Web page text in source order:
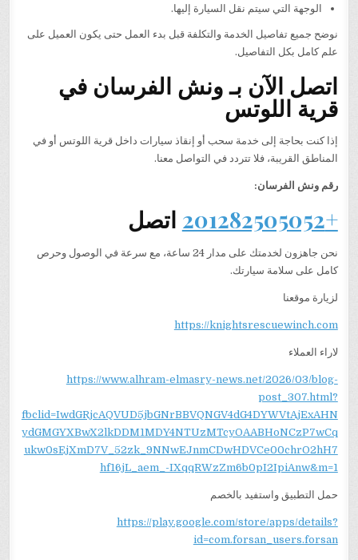
الوجهة التي سيتم نقل السيارة إليها.
نوضح جميع تفاصيل الخدمة والتكلفة قبل بدء العمل حتى يكون العميل على
علم كامل بكل التفاصيل.
اتصل الآن بـ ونش الفرسان في
قرية اللوتس
إذا كنت بحاجة إلى خدمة سحب أو إنقاذ سيارات داخل قرية اللوتس أو في
المناطق القريبة، فلا تتردد في التواصل معنا.
رقم ونش الفرسان:
+201282505052 اتصل
نحن جاهزون لخدمتك على مدار 24 ساعة، مع سرعة في الوصول وحرص
كامل على سلامة سيارتك.
لزيارة موقعنا
https://knightsrescuewinch.com
لاراء العملاء
https://www.alhram-elmasry-news.net/2026/03/blog-
post_307.html?
fbclid=IwdGRjcAQVUD5jbGNrBBVQNGV4dG4DYWVtAjExAHN
ydGMGYXBwX2lkDDM1MDY4NTUzMTcyOAABHoNCzP7wCq
ukw0sEjXmD7V_52zk_9NNwEJnmCDwHDVCe00chrO2hH7
hf16jL_aem_-IXqqRWzZm6b0pI2IpiAnw&m=1
حمل التطبيق واستفيد بالخصم
https://play.google.com/store/apps/details?
id=com.forsan_users.forsan